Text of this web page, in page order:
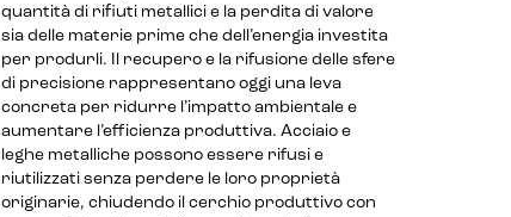
quantità di rifiuti metallici e la perdita di valore
sia delle materie prime che dell’energia investita
per produrli. Il recupero e la rifusione delle sfere
di precisione rappresentano oggi una leva
concreta per ridurre l’impatto ambientale e
aumentare l’efficienza produttiva. Acciaio e
leghe metalliche possono essere rifusi e
riutilizzati senza perdere le loro proprietà
originarie, chiudendo il cerchio produttivo con